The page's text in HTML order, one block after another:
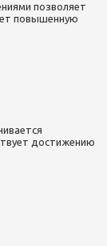
позволяет
повышенную
достижению